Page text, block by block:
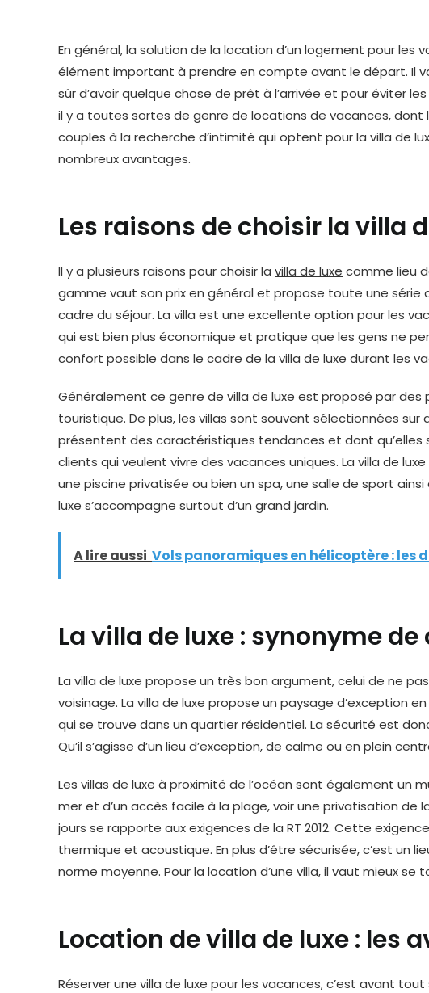
En général, la solution de la location d’un logement pour les
élément important à prendre en compte avant le départ. Il
sûr d’avoir quelque chose de prêt à l’arrivée et pour éviter
il y a toutes sortes de genre de locations de vacances, dont
couples à la recherche d’intimité qui optent pour la villa de
nombreux avantages.
Les raisons de choisir la villa
Il y a plusieurs raisons pour choisir la villa de luxe comme lieu
gamme vaut son prix en général et propose toute une série
cadre du séjour. La villa est une excellente option pour les
qui est bien plus économique et pratique que les gens ne
confort possible dans le cadre de la villa de luxe durant les
Généralement ce genre de villa de luxe est proposé par
touristique. De plus, les villas sont souvent sélectionnées sur
présentent des caractéristiques tendances et dont
clients qui veulent vivre des vacances uniques. La villa de
une piscine privatisée ou bien un spa, une salle de sport ainsi
luxe s’accompagne surtout d’un grand jardin.
A lire aussi Vols panoramiques en hélicoptère :
La villa de luxe : synonyme
La villa de luxe propose un très bon argument, celui de ne
voisinage. La villa de luxe propose un paysage d’exception
qui se trouve dans un quartier résidentiel. La sécurité est
Qu’il s’agisse d’un lieu d’exception, de calme ou en plein
Les villas de luxe à proximité de l’océan sont également un
mer et d’un accès facile à la plage, voir une privatisation de
jours se rapporte aux exigences de la RT 2012. Cette
thermique et acoustique. En plus d’être sécurisée, c’est
norme moyenne. Pour la location d’une villa, il vaut mieux se
Location de villa de luxe : les
Réserver une villa de luxe pour les vacances, c’est avant